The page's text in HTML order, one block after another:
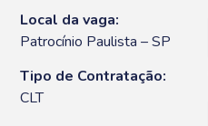
Local da vaga:
Patrocínio Paulista – SP
Tipo de Contratação:
CLT